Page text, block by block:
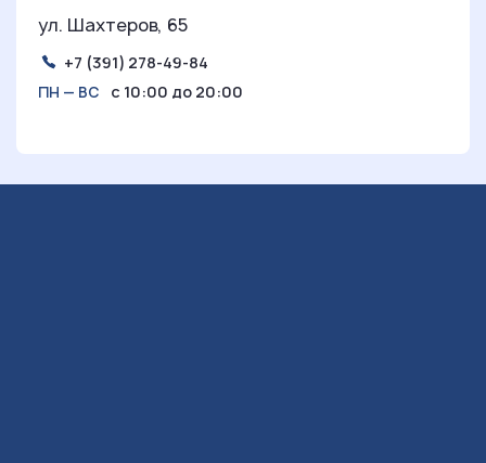
ул. Шахтеров, 65
+7 (391) 278-49-84
ПН — ВС с 10:00 до 20:00